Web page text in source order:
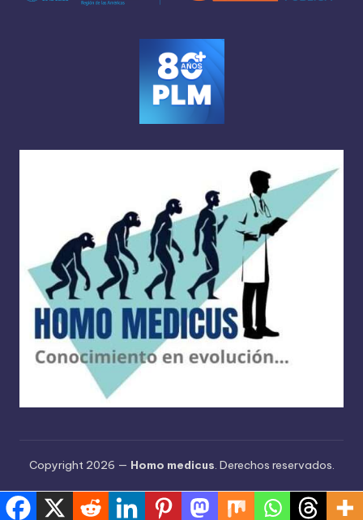
Copyright 2026 — Homo medicus. Derechos reservados.